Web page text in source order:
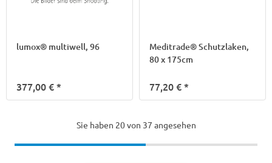
lumox® multiwell, 96
377,00 €*
Meditrade® Schutzlaken,
80 x 175cm
77,20 €*
Sie haben 20von 37 angesehen